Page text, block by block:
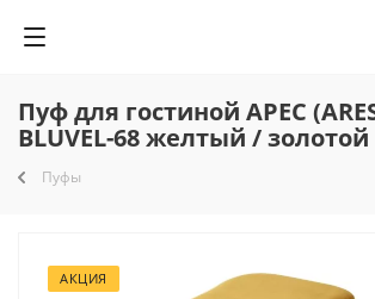
Пуф для гостиной АРЕС
BLUVEL-68 желтый / золотой
Пуфы
АКЦИЯ